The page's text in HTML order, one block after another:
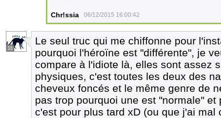
Chr!ssia 06/12/2015 16:00:42
18
Le seul truc qui me chiffonne pour
pourquoi l'héroïne est "différente", je
compare à l'idiote là, elles sont assez
physiques, c'est toutes les deux des
cheveux foncés et le même genre de
pas trop pourquoi une est "normale"
c'est pour plus tard xD (ou que j'ai